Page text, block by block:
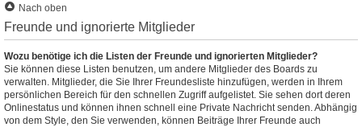
Nach oben
Freunde und ignorierte Mitglieder
Wozu benötige ich die Listen der Freunde und ignorierten Mitglieder?
Sie können diese Listen benutzen, um andere Mitglieder des Boards zu
verwalten. Mitglieder, die Sie Ihrer Freundesliste hinzufügen, werden in Ihrem
persönlichen Bereich für den schnellen Zugriff aufgelistet. Sie sehen dort deren
Onlinestatus und können ihnen schnell eine Private Nachricht senden. Abhängig
von dem Style, den Sie verwenden, können Beiträge Ihrer Freunde auch